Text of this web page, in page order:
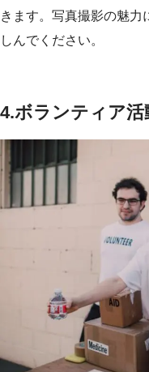
きます。写真撮影の魅力
しんでください。
4.ボランティア活